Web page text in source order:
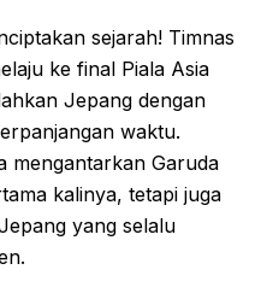
sejarah! Timnas
ke final Piala Asia
Jepang dengan
waktu.
mengantarkan Garuda
kalinya, tetapi juga
yang selalu